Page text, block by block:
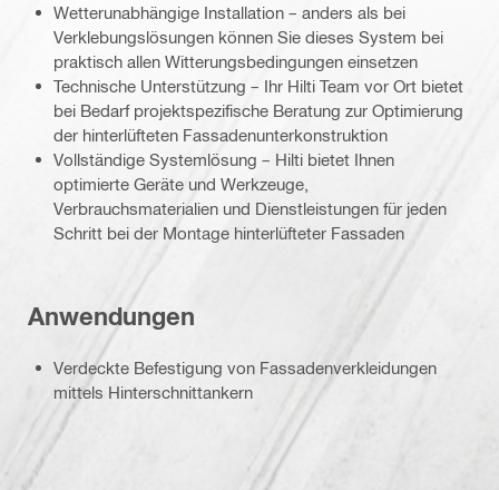
Wetterunabhängige Installation – anders als bei
Verklebungslösungen können Sie dieses System bei
praktisch allen Witterungsbedingungen einsetzen
Technische Unterstützung – Ihr Hilti Team vor Ort bietet
bei Bedarf projektspezifische Beratung zur Optimierung
der hinterlüfteten Fassadenunterkonstruktion
Vollständige Systemlösung – Hilti bietet Ihnen
optimierte Geräte und Werkzeuge,
Verbrauchsmaterialien und Dienstleistungen für jeden
Schritt bei der Montage hinterlüfteter Fassaden
Anwendungen
Verdeckte Befestigung von Fassadenverkleidungen
mittels Hinterschnittankern